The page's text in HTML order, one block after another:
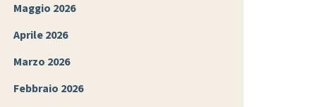
Maggio 2026
Aprile 2026
Marzo 2026
Febbraio 2026